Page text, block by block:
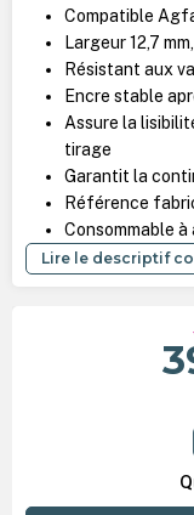
Compatible
Largeur 12,7
Résistant aux
Encre stable
Assure la
tirage
Garantit la
Référence
Consommable
Lire le descriptif